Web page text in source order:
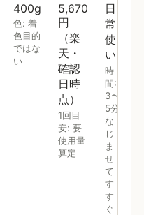
400g
色: 着
色目的
ではな
い
5,670
円
（楽
天・
確認
日時
点）
1回目
安: 要
使用量
算定
日
常
使
い
時
間:
3〜
5分
な
じ
ま
せ
て
す
す
ぐ